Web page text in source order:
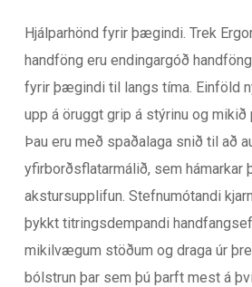
Hjálparhönd fyrir þægindi. Trek
handföng eru endingargóð
fyrir þægindi til langs tíma. Einföld
upp á öruggt grip á stýrinu og mikið
Þau eru með spaðalaga snið til að
yfirborðsflatarmálið, sem hámarkar
akstursupplifun. Stefnumótandi
þykkt titringsdempandi
mikilvægum stöðum og draga úr
bólstrun þar sem þú þarft mest á